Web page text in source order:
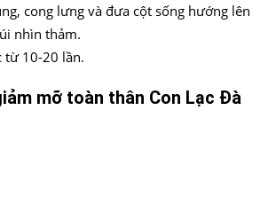
cong lưng và đưa cột sống hướng lên
nhìn thảm.
từ 10-20 lần.
mỡ toàn thân Con Lạc Đà